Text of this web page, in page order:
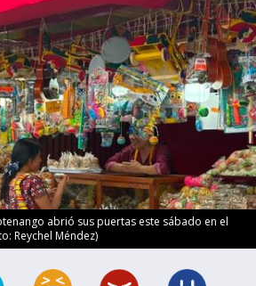
abrió sus puertas este sábado en el
Reychel Méndez)